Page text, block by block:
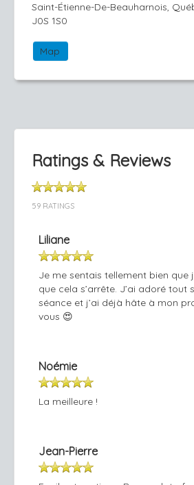
Saint-Étienne-De-Beauharnois,
J0S 1S0
Map
Ratings & Reviews
59 RATINGS
Liliane
Je me sentais tellement bien que
que cela s’arrête. J’ai adoré tout
séance et j’ai déjà hâte à mon
vous 😍
Noémie
La meilleure !
Jean-Pierre